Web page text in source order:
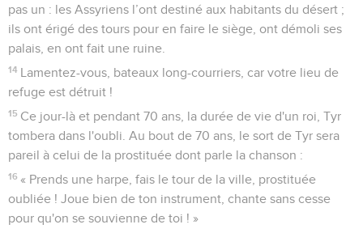
pas un : les Assyriens l’ont destiné aux habitants du désert ;
ils ont érigé des tours pour en faire le siège, ont démoli ses
palais, en ont fait une ruine.
14 Lamentez-vous, bateaux long-courriers, car votre lieu de
refuge est détruit !
15 Ce jour-là et pendant 70 ans, la durée de vie d'un roi, Tyr
tombera dans l'oubli. Au bout de 70 ans, le sort de Tyr sera
pareil à celui de la prostituée dont parle la chanson :
16 « Prends une harpe, fais le tour de la ville, prostituée
oubliée ! Joue bien de ton instrument, chante sans cesse
pour qu'on se souvienne de toi ! »